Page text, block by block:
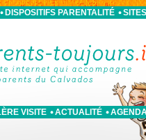
VISITE ACTUALITÉ
DISPOSITIFS PARENTALITÉ